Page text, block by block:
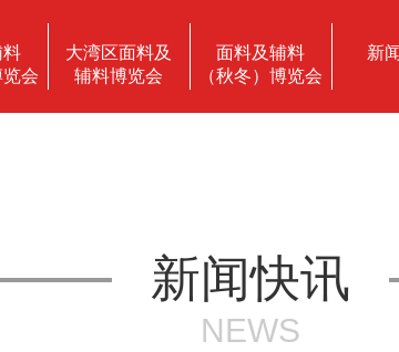
料
览会
大湾区面料及
辅料博览会
面料及辅料
（秋冬）博览会
新
新闻快讯
NEWS